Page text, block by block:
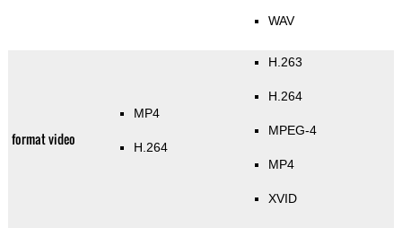
WAV
format video
MP4
H.264
H.263
H.264
MPEG-4
MP4
XVID